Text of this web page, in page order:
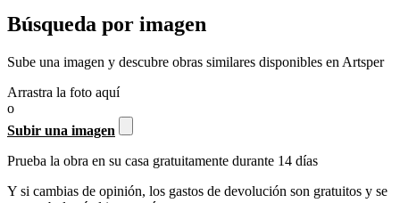
Búsqueda por imagen
Sube una imagen y descubre obras similares disponibles en Artsper
Arrastra la foto aquí
o
Subir una imagen
Prueba la obra en su casa gratuitamente durante 14 días
Y si cambias de opinión, los gastos de devolución son gratuitos y se